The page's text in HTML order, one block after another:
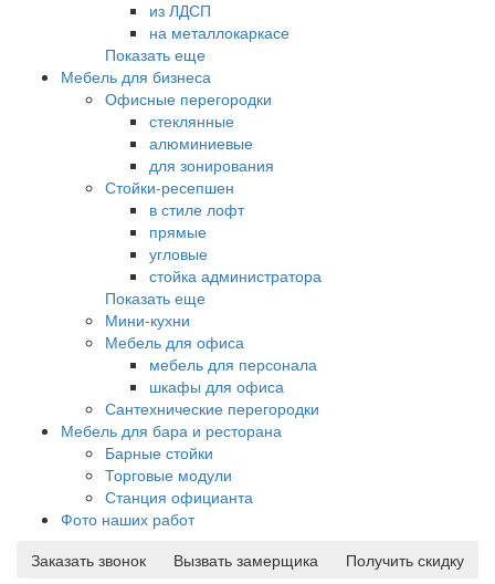
из ЛДСП
на металлокаркасе
Показать еще
Мебель для бизнеса
Офисные перегородки
стеклянные
алюминиевые
для зонирования
Стойки-ресепшен
в стиле лофт
прямые
угловые
стойка администратора
Показать еще
Мини-кухни
Мебель для офиса
мебель для персонала
шкафы для офиса
Сантехнические перегородки
Мебель для бара и ресторана
Барные стойки
Торговые модули
Станция официанта
Фото наших работ
Заказать звонок
Вызвать замерщика
Получить скидку